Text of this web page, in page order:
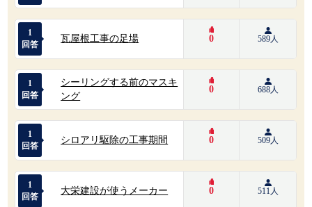
1
回答
瓦屋根工事の足場 0 589人
1
回答
シーリングする前のマスキ
ング
0 688人
1
回答
シロアリ駆除の工事期間 0 509人
1
回答
大栄建設が使うメーカー 0 511人